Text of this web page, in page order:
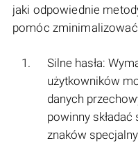
jaki odpowiednie
pomóc
Silne hasła:
użytkowników
danych
powinny
znaków